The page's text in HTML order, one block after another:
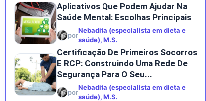
Aplicativos Que Podem Ajudar Na
Saúde Mental: Escolhas Principais
por
Nebadita (especialista em dieta e
saúde), M.S.
Certificação De Primeiros Socorros
E RCP: Construindo Uma Rede De
Segurança Para O Seu...
por
Nebadita (especialista em dieta e
saúde), M.S.